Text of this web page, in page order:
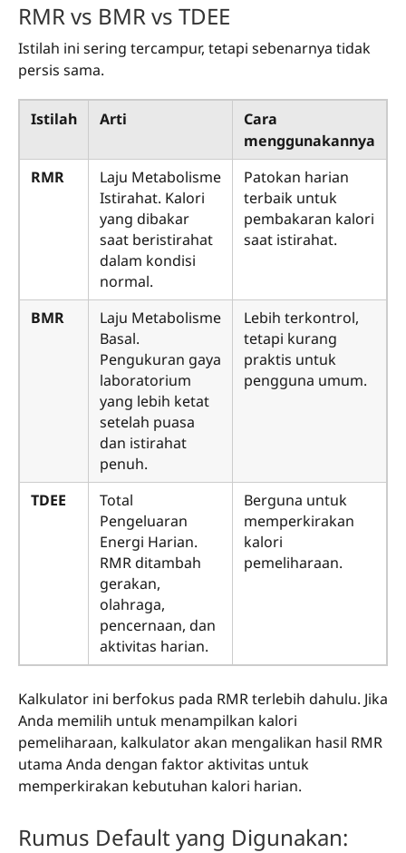
RMR vs BMR vs TDEE
Istilah ini sering tercampur, tetapi sebenarnya tidak
persis sama.
Istilah Arti
Cara
menggunakannya
RMR
Laju Metabolisme
Istirahat. Kalori
yang dibakar
saat beristirahat
dalam kondisi
normal.
Patokan harian
terbaik untuk
pembakaran kalori
saat istirahat.
BMR
Laju Metabolisme
Basal.
Pengukuran gaya
laboratorium
yang lebih ketat
setelah puasa
dan istirahat
penuh.
Lebih terkontrol,
tetapi kurang
praktis untuk
pengguna umum.
TDEE
Total
Pengeluaran
Energi Harian.
RMR ditambah
gerakan,
olahraga,
pencernaan, dan
aktivitas harian.
Berguna untuk
memperkirakan
kalori
pemeliharaan.
Kalkulator ini berfokus pada RMR terlebih dahulu. Jika
Anda memilih untuk menampilkan kalori
pemeliharaan, kalkulator akan mengalikan hasil RMR
utama Anda dengan faktor aktivitas untuk
memperkirakan kebutuhan kalori harian.
Rumus Default yang Digunakan: